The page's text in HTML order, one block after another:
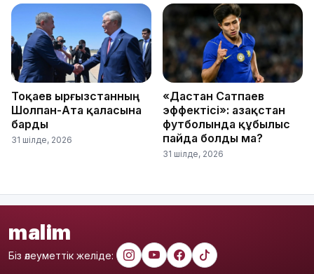
Тоқаев Қырғызстанның
Шолпан-Ата қаласына
барды
31 шілде, 2026
«Дастан Сатпаев
эффектісі»: Қазақстан
футболында құбылыс
пайда болды ма?
31 шілде, 2026
malim
Біз әлеуметтік желіде: